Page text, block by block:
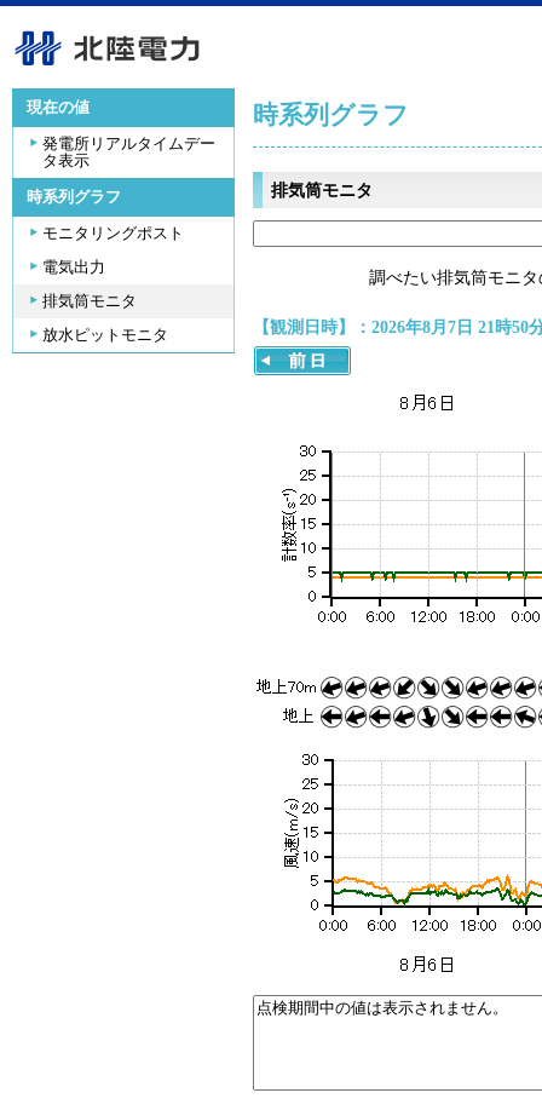
現在の値
発電所リアルタイムデー
タ表示
時系列グラフ
モニタリングポスト
電気出力
排気筒モニタ
放水ピットモニタ
時系列グラフ
排気筒モニタ
調べたい排気筒モニ
【観測日時】：2026年8月7日 21時50